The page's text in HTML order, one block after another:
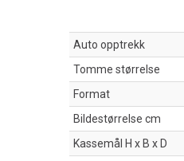
Auto opptrekk
Tomme størrelse
Format
Bildestørrelse cm
Kassemål H x B x D